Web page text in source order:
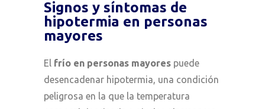
Signos y síntomas de
hipotermia en personas
mayores
El frío en personas mayores puede
desencadenar hipotermia, una condición
peligrosa en la que la temperatura